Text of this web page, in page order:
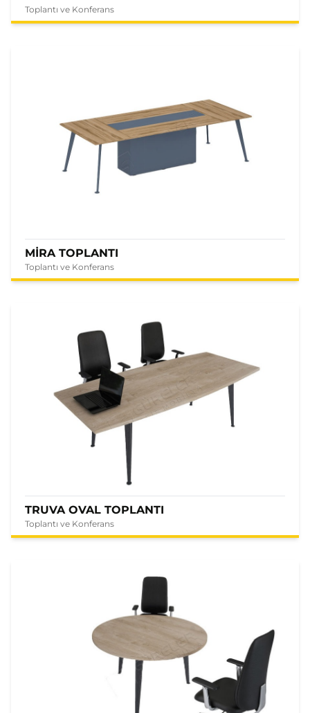
Toplantı ve Konferans
MİRA TOPLANTI
Toplantı ve Konferans
TRUVA OVAL TOPLANTI
Toplantı ve Konferans